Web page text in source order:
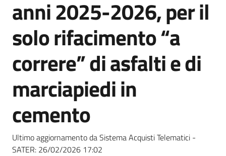
Piattaforme
telematiche
site
anni 2025-2026, per il
solo rifacimento “a
correre” di asfalti e di
marciapiedi in
cemento
Ultimo aggiornamento da Sistema Acquisti Telematici -
SATER: 26/02/2026 17:02